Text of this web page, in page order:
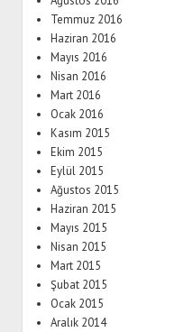
Temmuz 2016
Haziran 2016
Mayıs 2016
Nisan 2016
Mart 2016
Ocak 2016
Kasım 2015
Ekim 2015
Eylül 2015
Ağustos 2015
Haziran 2015
Mayıs 2015
Nisan 2015
Mart 2015
Şubat 2015
Ocak 2015
Aralık 2014